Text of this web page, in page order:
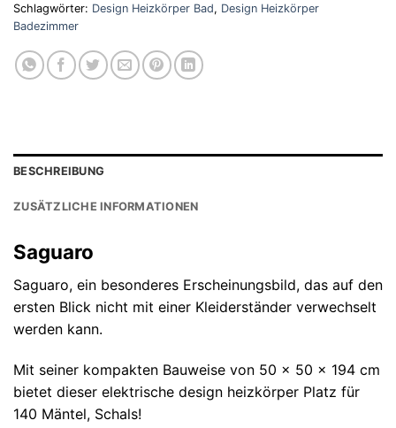
Schlagwörter: Design Heizkörper Bad, Design Heizkörper
Badezimmer
BESCHREIBUNG
ZUSÄTZLICHE INFORMATIONEN
Saguaro
Saguaro, ein besonderes Erscheinungsbild, das auf den
ersten Blick nicht mit einer Kleiderständer verwechselt
werden kann.
Mit seiner kompakten Bauweise von 50 x 50 x 194 cm
bietet dieser elektrische design heizkörper Platz für
140 Mäntel, Schals!